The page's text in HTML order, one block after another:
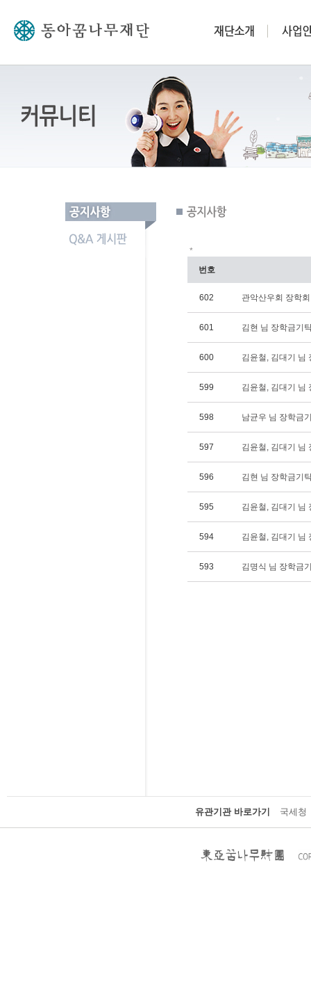
*
번호
602 관악산우회 장학
601 김현 님 장학금기
600 김윤철, 김대기 님
599 김윤철, 김대기 님
598 남균우 님 장학금
597 김윤철, 김대기 님
596 김현 님 장학금기
595 김윤철, 김대기 님
594 김윤철, 김대기 님
593 김명식 님 장학금
유관기관 바로가기 국세청